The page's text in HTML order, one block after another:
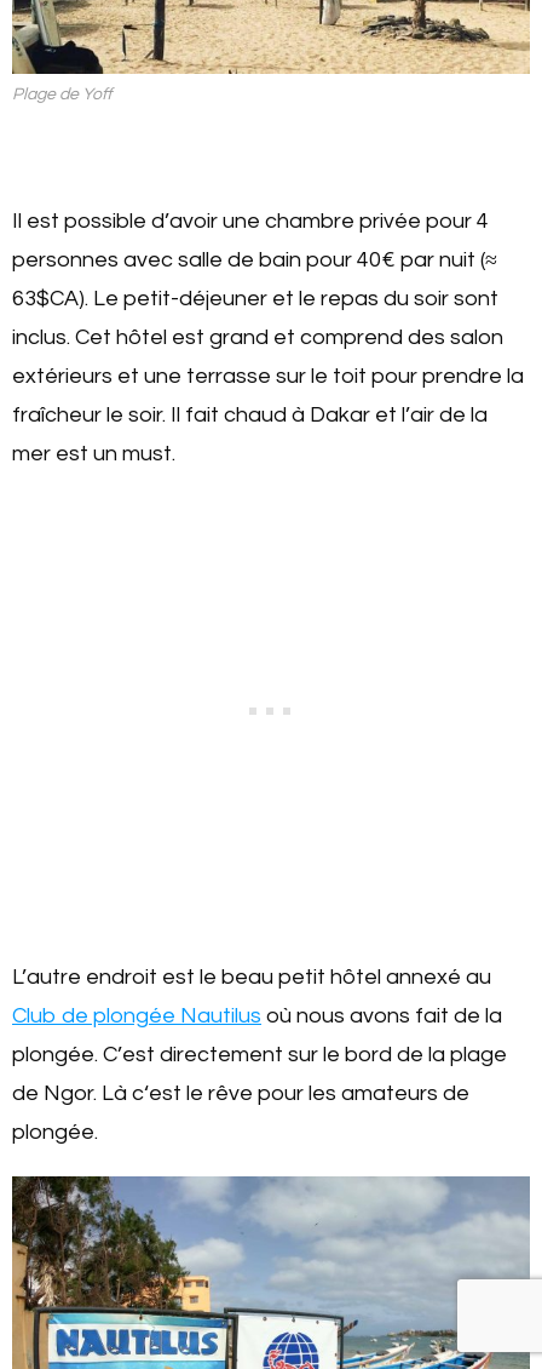
Plage de Yoff
Il est possible d’avoir une chambre privée pour 4
personnes avec salle de bain pour 40€ par nuit (≈
63$CA). Le petit-déjeuner et le repas du soir sont
inclus. Cet hôtel est grand et comprend des salon
extérieurs et une terrasse sur le toit pour prendre la
fraîcheur le soir. Il fait chaud à Dakar et l’air de la
mer est un must.
L’autre endroit est le beau petit hôtel annexé au
Club de plongée Nautilus où nous avons fait de la
plongée. C’est directement sur le bord de la plage
de Ngor. Là c‘est le rêve pour les amateurs de
plongée.